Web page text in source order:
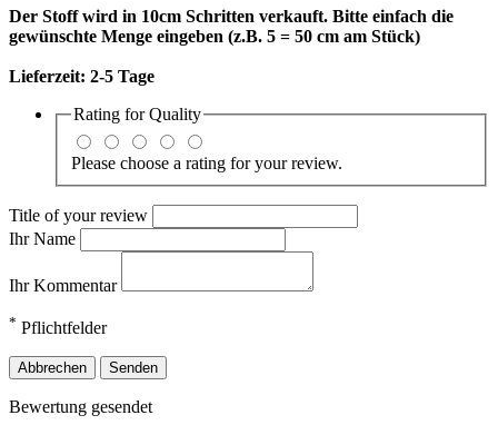
Der Stoff wird in 10cm Schritten verkauft. Bitte einfach die
gewünschte Menge eingeben (z.B. 5 = 50 cm am Stück)
Lieferzeit: 2-5 Tage
Rating forQuality
Please choose a rating for your review.
Title of your review
Ihr Name
Ihr Kommentar
* Pflichtfelder
Abbrechen Senden
Bewertung gesendet